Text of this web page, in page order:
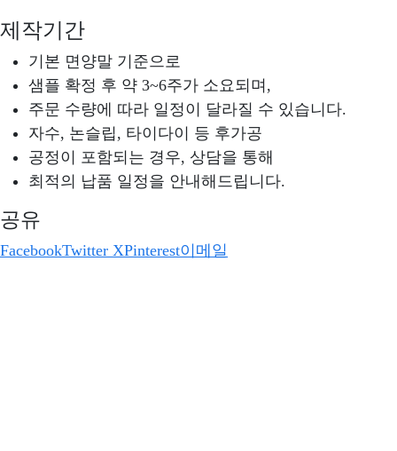
제작기간
기본 면양말 기준으로
샘플 확정 후 약 3~6주가 소요되며,
주문 수량에 따라 일정이 달라질 수 있습니다.
자수, 논슬립, 타이다이 등 후가공
공정이 포함되는 경우, 상담을 통해
최적의 납품 일정을 안내해드립니다.
공유
FacebookTwitter XPinterest이메일